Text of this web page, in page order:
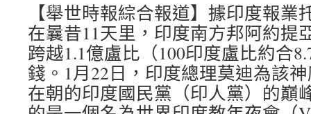
【舉世時報綜合報道】據印度報業
在曩昔11天里，印度南方邦阿約提
跨越1.1億盧比（100印度盧比約合
錢。1月22日，印度總理莫迪為該
在朝的印度國民黨（印人黨）的巔